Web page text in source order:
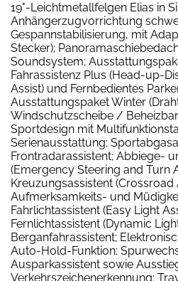
19"-Leichtmetallfelgen Elias in
Anhängerzugvorrichtung
Gespannstabilisierung, mit
Stecker);
Soundsystem;
Fahrassistenz Plus (Head-up-
Assist) und Fernbedientes
Ausstattungspaket Winter
Windschutzscheibe /
Sportdesign mit
Serienausstattung;
Frontradarassistent; Abbiege-
(Emergency Steering and Turn
Kreuzungsassistent (Crossroad
Aufmerksamkeits- und
Fahrlichtassistent (Easy Light
Fernlichtassistent (Dynamic
Berganfahrassistent;
Auto-Hold-Funktion;
Ausparkassistent sowie
Verkehrszeichenerkennung;